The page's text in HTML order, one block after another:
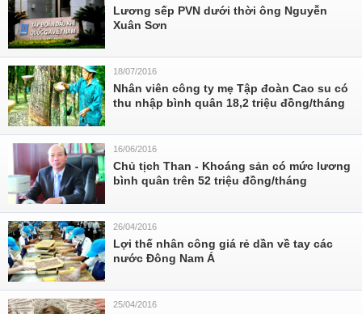
Lương sếp PVN dưới thời ông Nguyễn
Xuân Sơn
18/07/2016
Nhân viên công ty mẹ Tập đoàn Cao su có
thu nhập bình quân 18,2 triệu đồng/tháng
16/06/2016
Chủ tịch Than - Khoáng sản có mức lương
bình quân trên 52 triệu đồng/tháng
26/04/2016
Lợi thế nhân công giá rẻ dần về tay các
nước Đông Nam Á
25/04/2016